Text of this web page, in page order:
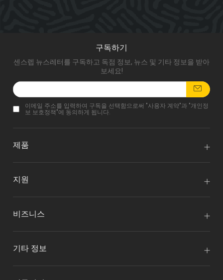
구독하기
센스렙 뉴스레터를 구독하고 독점 정보, 뉴스 및 기타 정보을 받아
보세요!
이메일 주소를 입력하여 구독을 선택함으로써 "사용자 계약"과 "개인정
보 보호정책 "에 동의하게 됩니다.
제품
지원
비즈니스
기타 정보